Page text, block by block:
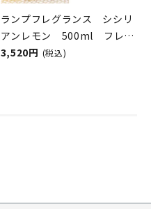
ランプフレグランス シシリ
アンレモン 500ml フレグ
ランスランプ用オイル
3,520円 (税込)